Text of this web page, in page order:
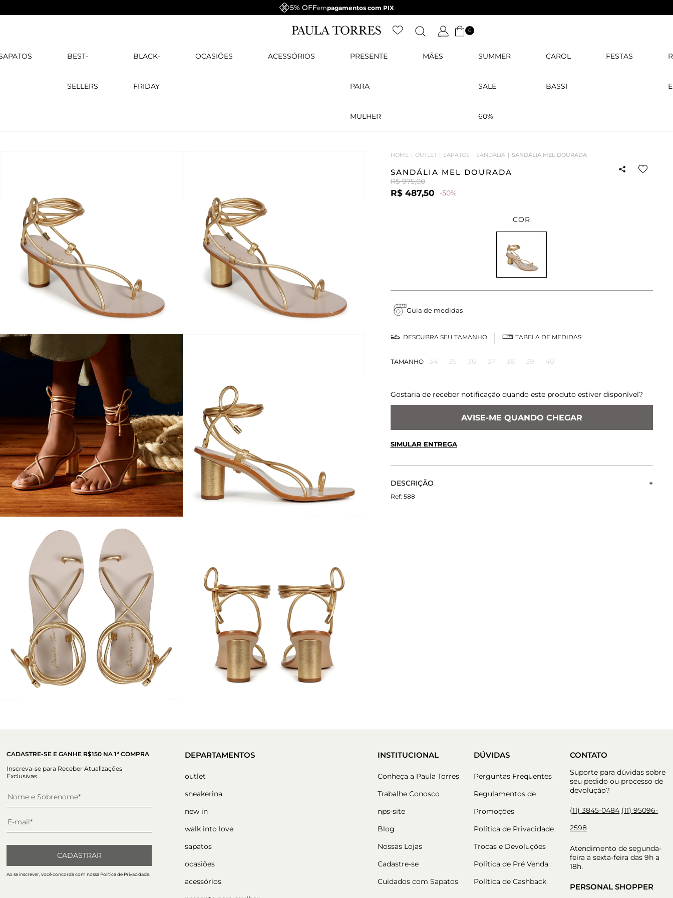
5% OFFempagamentos com PIX
0
BEST-
SELLERS
BLACK-
FRIDAY
OCASIÕES ACESSÓRIOS PRESENTE
PARA
MULHER
MÃES SUMMER
SALE
60%
CAROL
BASSI
FESTAS
HOME OUTLET SAPATOS SANDÁLIA SANDÁLIA MEL DOURADA
SANDÁLIA MEL DOURADA
R$ 975,00
R$ 487,50 -50%
COR
Guia de medidas
DESCUBRA SEU TAMANHO TABELA DE MEDIDAS
TAMANHO 34 35 36 37 38 39 40
Gostaria de receber notificação quando este produto estiver disponível?
AVISE-ME QUANDO CHEGAR
SIMULAR ENTREGA
DESCRIÇÃO
A Sandália Mel é confeccionada em couro. Modelagem de bico redondo e
588
CADASTRE-SE E GANHE R$150 NA 1ª COMPRA
Inscreva-se para Receber Atualizações
Exclusivas.
CADASTRAR
Ao se inscrever, você concorda com nossa Política de Privacidade.
DEPARTAMENTOS
outlet
sneakerina
new in
walk into love
sapatos
ocasiões
acessórios
INSTITUCIONAL
Conheça a Paula Torres
Trabalhe Conosco
nps-site
Blog
Nossas Lojas
Cadastre-se
Cuidados com Sapatos
DÚVIDAS
Perguntas Frequentes
Regulamentos de
Promoções
Política de Privacidade
Trocas e Devoluções
Política de Pré Venda
Política de Cashback
CONTATO
Suporte para dúvidas sobre
seu pedido ou processo de
devolução?
(11) 3845-0484 (11) 95096-
2598
Atendimento de segunda-
feira a sexta-feira das 9h a
18h.
PERSONAL SHOPPER